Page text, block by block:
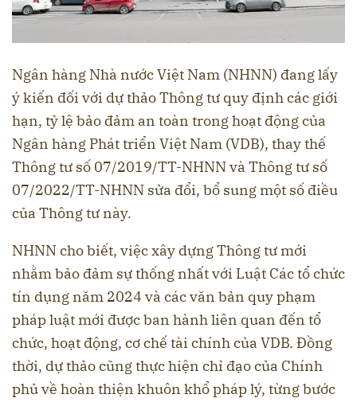
Ngân hàng Nhà nước Việt Nam (NHNN) đang lấy
ý kiến đối với dự thảo Thông tư quy định các giới
hạn, tỷ lệ bảo đảm an toàn trong hoạt động của
Ngân hàng Phát triển Việt Nam (VDB), thay thế
Thông tư số 07/2019/TT-NHNN và Thông tư số
07/2022/TT-NHNN sửa đổi, bổ sung một số điều
của Thông tư này.
NHNN cho biết, việc xây dựng Thông tư mới
nhằm bảo đảm sự thống nhất với Luật Các tổ chức
tín dụng năm 2024 và các văn bản quy phạm
pháp luật mới được ban hành liên quan đến tổ
chức, hoạt động, cơ chế tài chính của VDB. Đồng
thời, dự thảo cũng thực hiện chỉ đạo của Chính
phủ về hoàn thiện khuôn khổ pháp lý, từng bước